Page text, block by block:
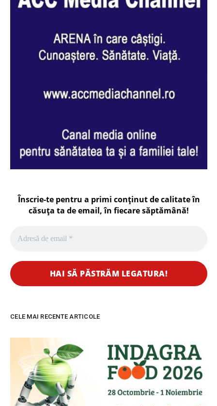
Înscrie-te pentru a primi conținut de calitate în
căsuța ta de email, în fiecaresăptămână!
CELE MAI RECENTE ARTICOLE